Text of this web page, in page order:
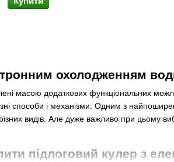
охолодженням
масою додаткових функціональних
способи і механізми. Одним з
видів. Але дуже важливо при цьому
підлоговий кулер з